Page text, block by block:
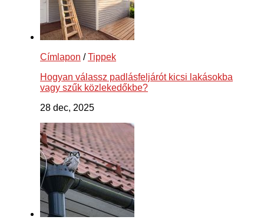
Címlapon /Tippek
Hogyan válassz padlásfeljárót kicsi lakásokba
vagy szűk közlekedőkbe?
28 dec, 2025